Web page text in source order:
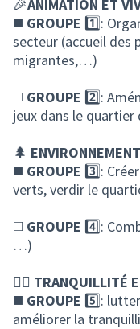
🎉ANIMATION ET
◼️ GROUPE 1️⃣:
secteur (accueil des
migrantes,…)
◻️ GROUPE 2️⃣:
jeux dans le quartier
🌲
◼️ GROUPE 3️⃣:
verts, verdir le
◻️ GROUPE 4️⃣:
…)
👮‍♀️ TRANQUILLITÉ
◼️ GROUPE 5️⃣:
améliorer la